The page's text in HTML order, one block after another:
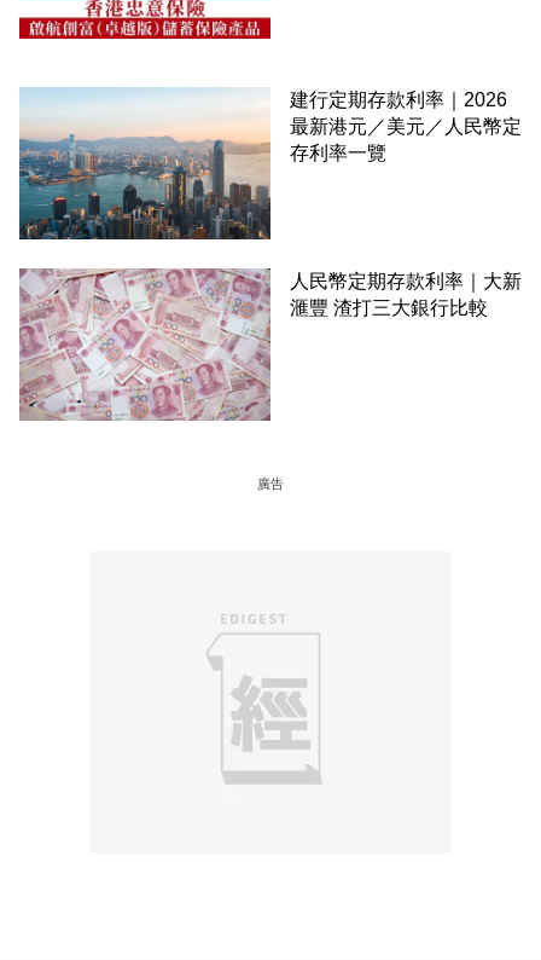
建行定期存款利率｜2026
最新港元／美元／人民幣定
存利率一覽
人民幣定期存款利率｜大新
滙豐 渣打三大銀行比較
廣告